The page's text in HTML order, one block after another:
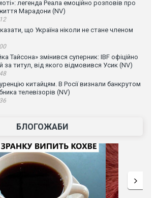
легенда Реала емоційно розповів про
Марадони (NV)
що Україна ніколи не стане членом
Тайсона» змінився суперник: IBF офіційно
за титул, від якого відмовився Усик (NV)
китайцям. В Росії визнали банкрутом
телевізорів (NV)
БЛОГОЖАБИ